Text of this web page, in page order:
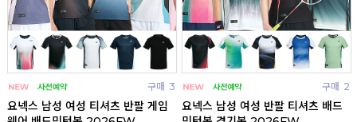
구매 3
요넥스 남성 여성 티셔츠 반팔 게임
구매 2
요넥스 남성 여성 반팔 티셔츠 배드